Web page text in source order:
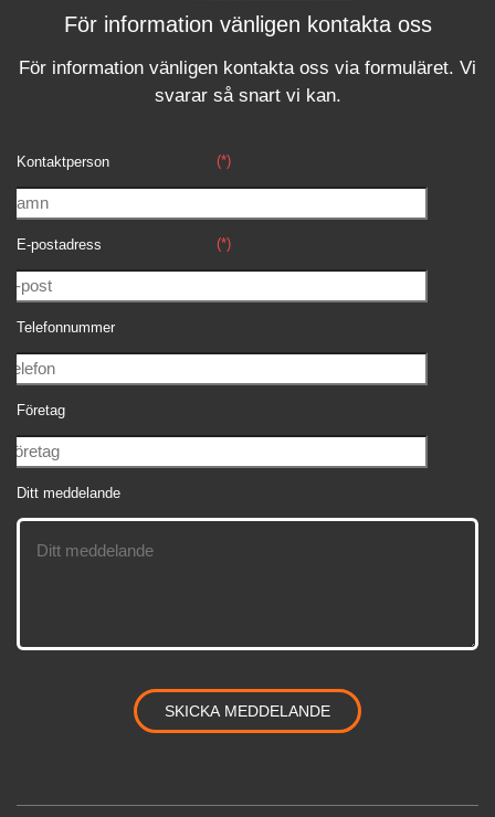
För information vänligen kontakta oss
För information vänligen kontakta oss via formuläret. Vi
svararså snart vi kan.
Kontaktperson (*)
E-postadress (*)
Telefonnummer
Företag
Ditt meddelande